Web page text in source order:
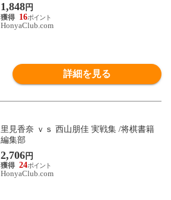
1,848円
16
HonyaClub.com
詳細を見る
里見香奈 ｖｓ 西山朋佳 実戦集 /将棋書籍
編集部
2,706円
24
HonyaClub.com